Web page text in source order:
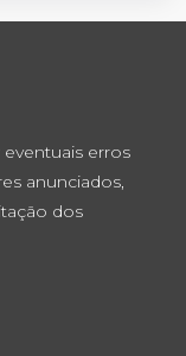
erros
anunciados,
dos